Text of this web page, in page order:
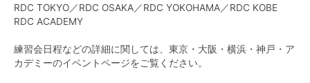
RDC TOKYO／RDC OSAKA／RDC YOKOHAMA／RDC KOBE
RDC ACADEMY
練習会日程などの詳細に関しては、東京・大阪・横浜・神戸・ア
カデミーのイベントページをご覧ください。